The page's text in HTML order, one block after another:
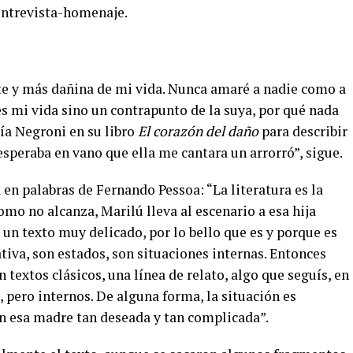
homenaje.
más dañina de mi vida. Nunca amaré a nadie como a
mi vida sino un contrapunto de la suya, por qué nada
Negroni en su libro El corazón del dañopara describir
en vano que ella me cantara un arrorró”, sigue.
palabras de Fernando Pessoa: “La literatura es la
no alcanza, Marilú lleva al escenario a esa hija
texto muy delicado, por lo bello que es y porque es
son estados, son situaciones internas. Entonces
textos clásicos, una línea de relato, algo que seguís, en
internos. De alguna forma, la situación es
madre tan deseada y tan complicada”.